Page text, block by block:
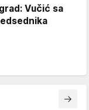
Vučić sa